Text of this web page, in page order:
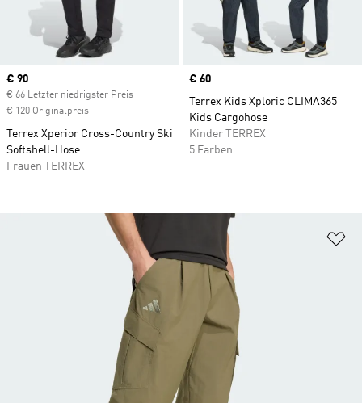
Current price
€ 90
€ 66 Letzter niedrigster Preis
€ 120 Originalpreis
Terrex Xperior Cross-Country Ski
Softshell-Hose
Frauen TERREX
Price
€ 60
Terrex Kids Xploric CLIMA365
Kids Cargohose
Kinder TERREX
5 Farben